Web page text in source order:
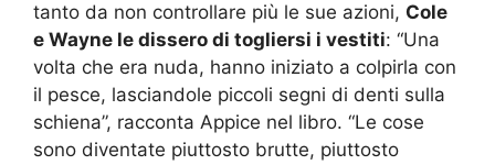
tanto da non controllare più le sue azioni, Cole
e Wayne le dissero di togliersi i vestiti: “Una
volta che era nuda, hanno iniziato a colpirla con
il pesce, lasciandole piccoli segni di denti sulla
schiena”, racconta Appice nel libro. “Le cose
sono diventate piuttosto brutte, piuttosto